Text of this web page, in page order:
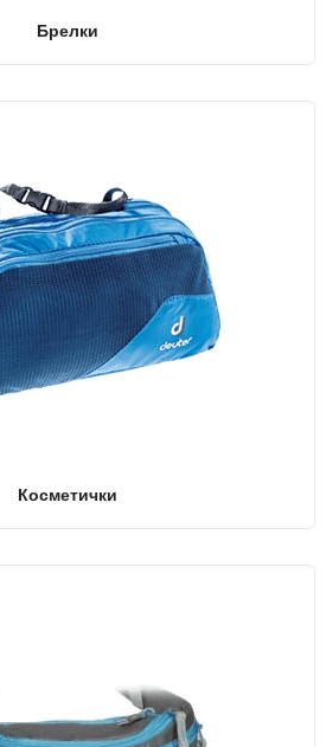
Брелки
Косметички